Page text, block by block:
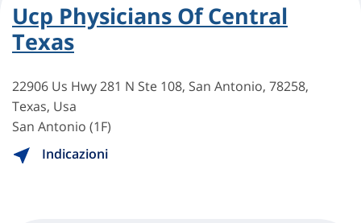
Ucp Physicians Of Central
Texas
22906 Us Hwy 281 N Ste 108, San Antonio, 78258,
Texas, Usa
San Antonio (1F)
Indicazioni